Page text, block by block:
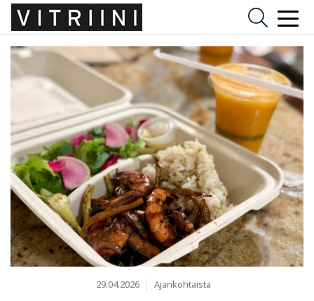
29.04.2026 Ajankohtaista